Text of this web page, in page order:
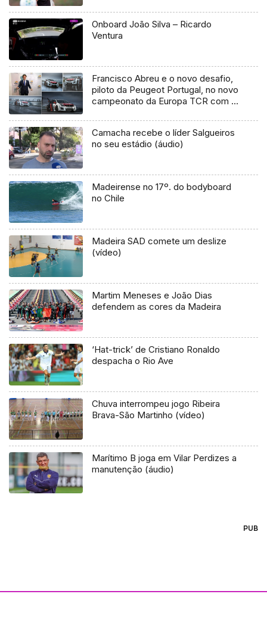
Onboard João Silva – Ricardo
Ventura
Francisco Abreu e o novo desafio,
piloto da Peugeot Portugal, no novo
campeonato da Europa TCR com o
Camacha recebe o líder Salgueiros
no seu estádio (áudio)
Madeirense no 17º. do bodyboard
no Chile
Madeira SAD comete um deslize
(vídeo)
Martim Meneses e João Dias
defendem as cores da Madeira
‘Hat-trick’ de Cristiano Ronaldo
despacha o Rio Ave
Chuva interrompeu jogo Ribeira
Brava-São Martinho (vídeo)
Marítimo B joga em Vilar Perdizes a
manutenção (áudio)
PUB